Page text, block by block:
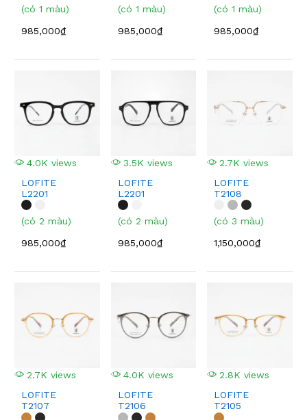
(có 1 màu)
985,000₫
(có 1 màu)
985,000₫
(có 1 màu)
985,000₫
4.0K views
LOFITE
L2201
(có 2 màu)
985,000₫
3.5K views
LOFITE
L2201
(có 2 màu)
985,000₫
2.7K views
LOFITE
T2108
(có 3 màu)
1,150,000₫
2.7K views
LOFITE
T2107
4.0K views
LOFITE
T2106
2.8K views
LOFITE
T2105